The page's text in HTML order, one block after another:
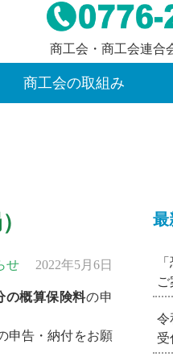
商工会・商工会連合
商工会の取組み
せ 2022年5月6日
の概算保険料の申
申告・納付をお願
最
ご
令
受